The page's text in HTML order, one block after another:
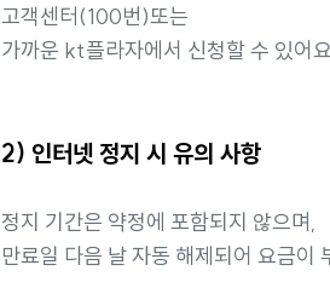
고객센터(100번)또는
가까운 kt플라자에서 신청할 수 있어
2) 인터넷 정지 시 유의 사항
정지 기간은 약정에 포함되지 않으며,
만료일 다음 날 자동 해제되어 요금이